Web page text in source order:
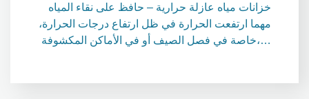
خزانات مياه عازلة حرارية – حافظ على نقاء المياه
مهما ارتفعت الحرارة في ظل ارتفاع درجات الحرارة،
خاصة في فصل الصيف أو في الأماكن المكشوفة،…